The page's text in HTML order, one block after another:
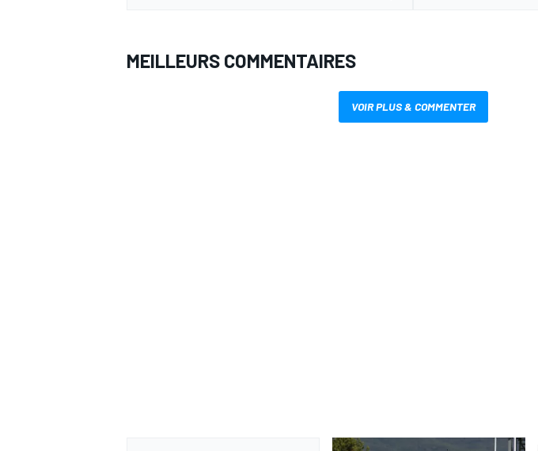
MEILLEURS COMMENTAIRES
VOIR PLUS & COMMENTER